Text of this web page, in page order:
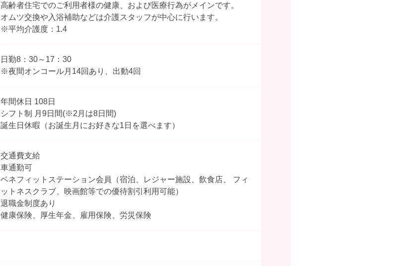
高齢者住宅でのご利用者様の健康、および医療行為がメインです。
オムツ交換や入浴補助などは介護スタッフが中心に行います。
※平均介護度：1.4
日勤8：30～17：30
※夜間オンコール月14回あり、出動4回
年間休日 108日
シフト制 月9日間(※2月は8日間)
誕生日休暇（お誕生月にお好きな1日を選べます）
交通費支給
車通勤可
ベネフィットステーション会員（宿泊、レジャー施設、飲食店、 フィ
ットネスクラブ、映画館等での優待割引利用可能）
退職金制度あり
健康保険、厚生年金、雇用保険、労災保険